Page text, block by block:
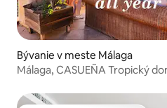
Bývanie v meste Málaga
Málaga, CASUEÑA Tropický